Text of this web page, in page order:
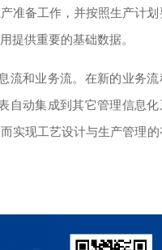
准备工作，并按照生产计
供重要的基础数据。
流和业务流。在新的业务流
自动集成到其它管理信息化
实现工艺设计与生产管理